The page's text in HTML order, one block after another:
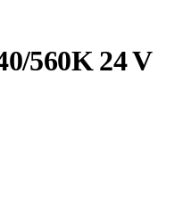
560K 24 V